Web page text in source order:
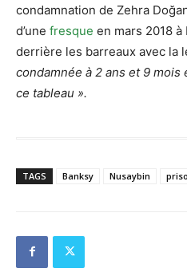
condamnation de Zehra
d’une fresque en mars 2018
derrière les barreaux avec la
condamnée à 2 ans et 9
ce tableau ».
TAGS Banksy Nusaybin